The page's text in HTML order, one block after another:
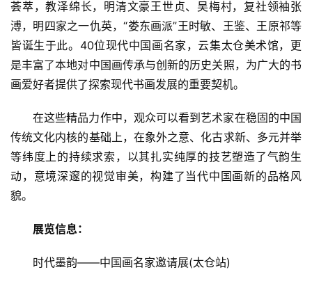
商
业
消
活
科
技
荟萃，教泽绵长，明清文豪王世贞、吴梅村，复社领袖张
溥，明四家之一仇英，“娄东画派”王时敏、王鉴、王原祁等
皆诞生于此。40位现代中国画名家，云集太仓美术馆，更
是丰富了本地对中国画传承与创新的历史关照，为广大的书
画爱好者提供了探索现代书画发展的重要契机。
在这些精品力作中，观众可以看到艺术家在稳固的中国
传统文化内核的基础上，在象外之意、化古求新、多元并举
等纬度上的持续求索，以其扎实纯厚的技艺塑造了气韵生
动，意境深邃的视觉审美，构建了当代中国画新的品格风
貌。
展览信息：
时代墨韵——中国画名家邀请展(太仓站)